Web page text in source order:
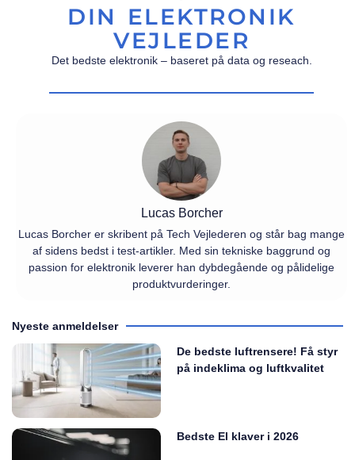
DIN ELEKTRONIK
VEJLEDER
Det bedste elektronik – baseret på data og reseach.
Lucas Borcher
Lucas Borcher er skribent på Tech Vejlederen og står bag mange
af sidens bedst i test-artikler. Med sin tekniske baggrund og
passion for elektronik leverer han dybdegående og pålidelige
produktvurderinger.
Nyeste anmeldelser
De bedste luftrensere! Få styr
på indeklima og luftkvalitet
Bedste El klaver i 2026